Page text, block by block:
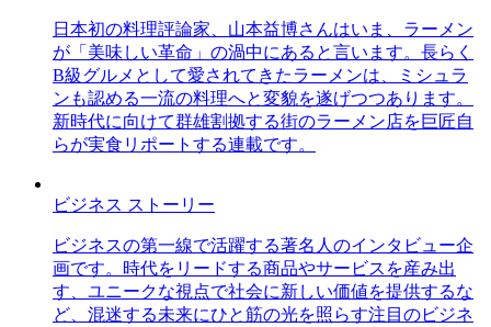
日本初の料理評論家、山本益博さんはいま、ラーメン
が「美味しい革命」の渦中にあると言います。長らく
B級グルメとして愛されてきたラーメンは、ミシュラ
ンも認める一流の料理へと変貌を遂げつつあります。
新時代に向けて群雄割拠する街のラーメン店を巨匠自
らが実食リポートする連載です。
ビジネス ストーリー
ビジネスの第一線で活躍する著名人のインタビュー企
画です。時代をリードする商品やサービスを産み出
す、ユニークな視点で社会に新しい価値を提供するな
ど、混迷する未来にひと筋の光を照らす注目のビジネ